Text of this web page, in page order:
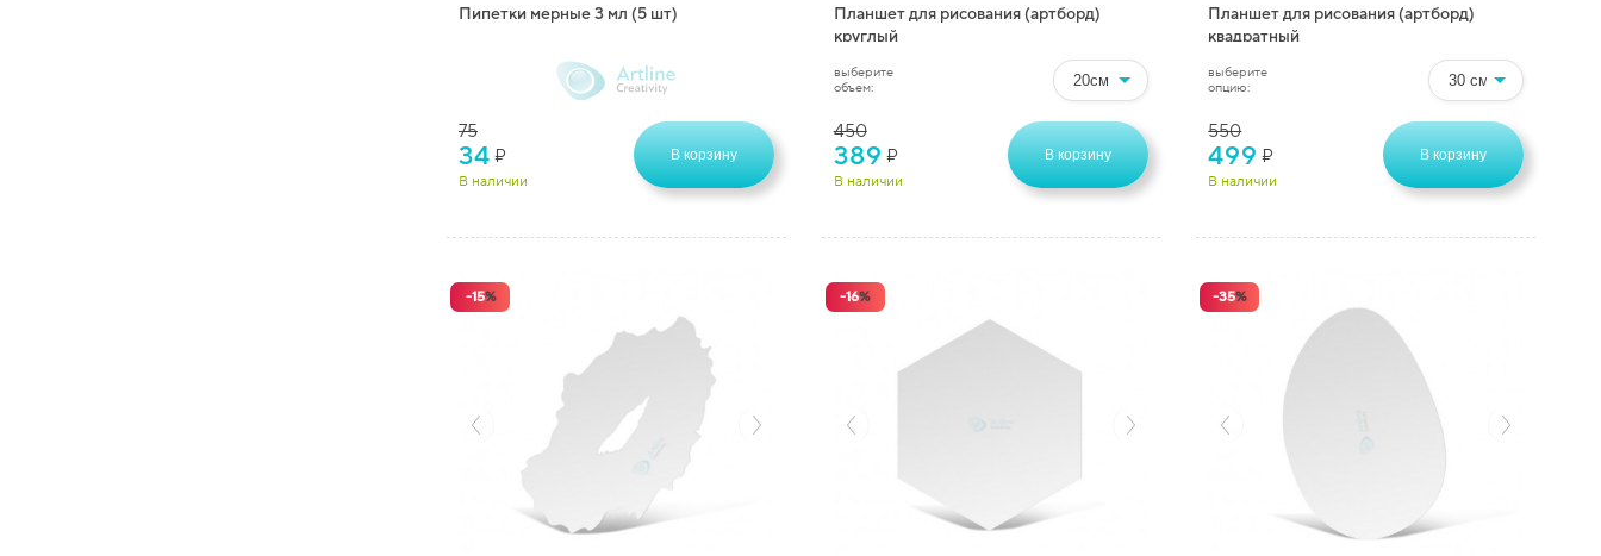
Пипетки мерные 3 мл (5 шт)
75
34 ₽
В наличии
В корзину
Планшет для рисования (артборд)
круглый
выберите
объем:
450
389 ₽
В наличии
В корзину
Планшет для рисования (артборд)
квадратный
выберите
опцию:
550
499 ₽
В наличии
В корзину
-15% -16% -35%